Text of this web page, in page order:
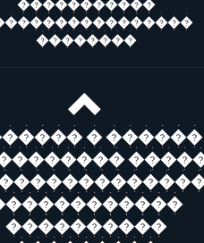
�����������
��������
� ������
����������